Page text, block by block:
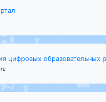
цифровых образовательных